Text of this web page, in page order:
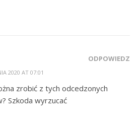
2020 AT 07:01
ODPOWIEDZ
zrobić z tych odcedzonych
Szkoda wyrzucać